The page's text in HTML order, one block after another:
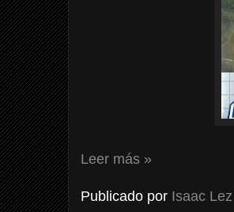
Leer más »
Publicado por Isaac Lez